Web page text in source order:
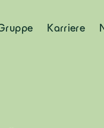
Karriere